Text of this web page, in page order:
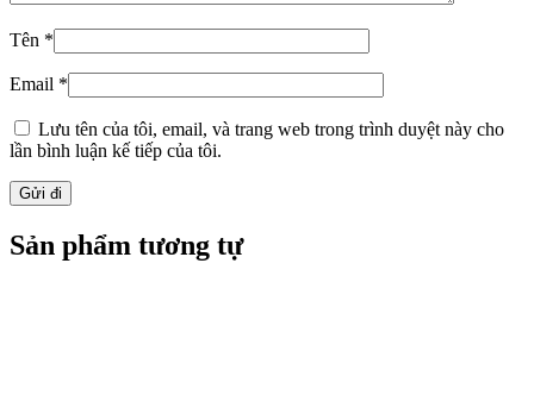
Tên *
Email *
Lưu tên của tôi, email, và trang web trong trình duyệt này cho
lần bình luận kế tiếp của tôi.
Sản phẩm tương tự